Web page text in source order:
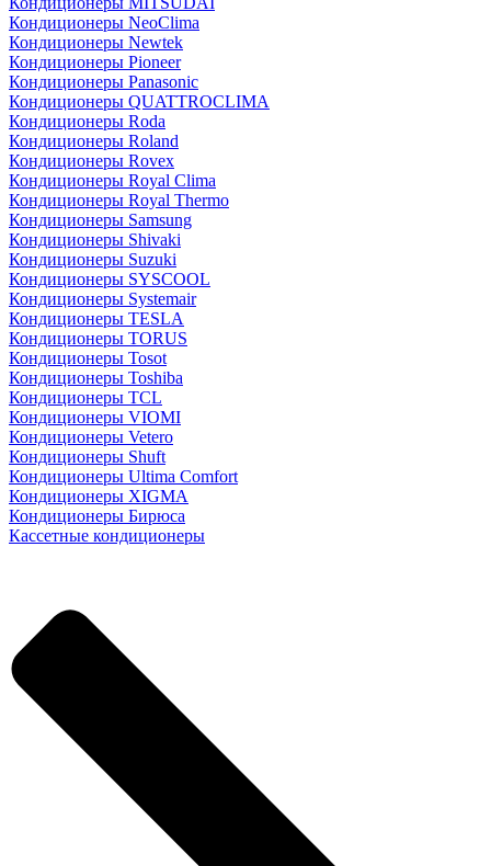
Кондиционеры NeoClima
Кондиционеры Newtek
Кондиционеры Pioneer
Кондиционеры Panasonic
Кондиционеры QUATTROCLIMA
Кондиционеры Roda
Кондиционеры Roland
Кондиционеры Rovex
Кондиционеры Royal Clima
Кондиционеры Royal Thermo
Кондиционеры Samsung
Кондиционеры Shivaki
Кондиционеры Suzuki
Кондиционеры SYSCOOL
Кондиционеры Systemair
Кондиционеры TESLA
Кондиционеры TORUS
Кондиционеры Tosot
Кондиционеры Toshiba
Кондиционеры TCL
Кондиционеры VIOMI
Кондиционеры Vetero
Кондиционеры Shuft
Кондиционеры Ultima Comfort
Кондиционеры XIGMA
Кондиционеры Бирюса
Кассетные кондиционеры